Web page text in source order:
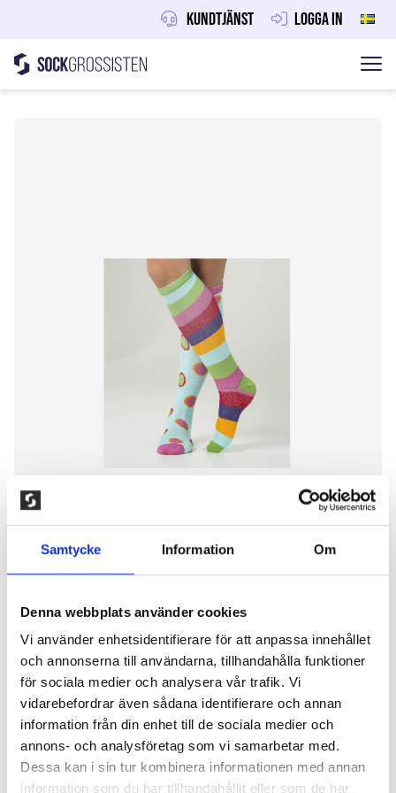
Samtycke Information Om
Denna webbplats använder cookies
Vi använder enhetsidentifierare för att anpassa innehållet
och annonserna till användarna, tillhandahålla funktioner
för sociala medier och analysera vår trafik. Vi
vidarebefordrar även sådana identifierare och annan
information från din enhet till de sociala medier och
annons- och analysföretag som vi samarbetar med.
Dessa kan i sin tur kombinera informationen med annan
information som du har tillhandahållit eller som de har
Kundtjänst Logga in
Hoppa till innehåll
Sockgrossisten
2-PAR STÖDSTRUMPOR,
TURKOS/ROSA
200,00kr
Elastiskt stödstrumpa som har ett successivt
avtagande tryck som stimulerar blodcirkulationen
och förebygger trötta och svullna ben. Strumpan har